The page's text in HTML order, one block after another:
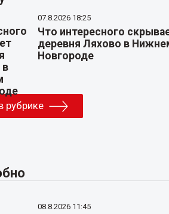
07.8.2026 18:25
Что интересного
деревня Ляхово в
Новгороде
рубрике
08.8.2026 11:45